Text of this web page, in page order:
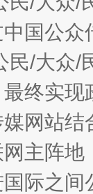
国公
民/大众
终实
网站
主阵
际之